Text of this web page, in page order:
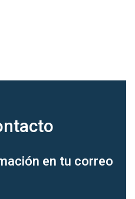
en tu correo